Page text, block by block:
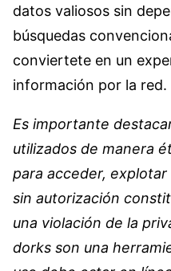
datos valiosos sin
búsquedas
conviertete en un
información por la red.
Es importante
utilizados de manera
para acceder,
sin autorización
una violación de la
dorks son una